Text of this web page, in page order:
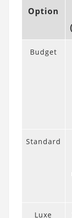
Option
Budget
Standard
Luxe